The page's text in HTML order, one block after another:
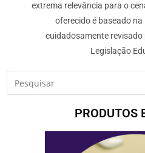
extrema relevância para o
oferecido é baseado
cuidadosamente revisado
Legislação
PRODUTOS